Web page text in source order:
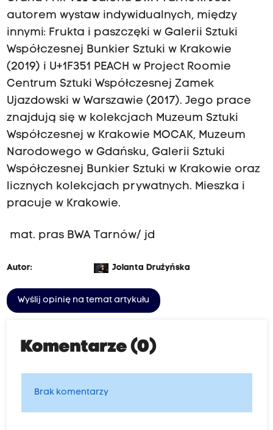
autorem wystaw indywidualnych, między
innymi: Frukta i paszczęki w Galerii Sztuki
Współczesnej Bunkier Sztuki w Krakowie
(2019) i U+1F351 PEACH w Project Roomie
Centrum Sztuki Współczesnej Zamek
Ujazdowski w Warszawie (2017). Jego prace
znajdują się w kolekcjach Muzeum Sztuki
Współczesnej w Krakowie MOCAK, Muzeum
Narodowego w Gdańsku, Galerii Sztuki
Współczesnej Bunkier Sztuki w Krakowie oraz
licznych kolekcjach prywatnych. Mieszka i
pracuje w Krakowie.
mat. pras BWA Tarnów/ jd
Autor: Jolanta Drużyńska
Wyślij opinię na temat artykułu
Komentarze (0)
Brak komentarzy